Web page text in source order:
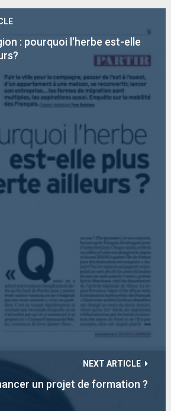
: pourquoi l'herbe est-elle
NEXT ARTICLE
un projet de formation ?